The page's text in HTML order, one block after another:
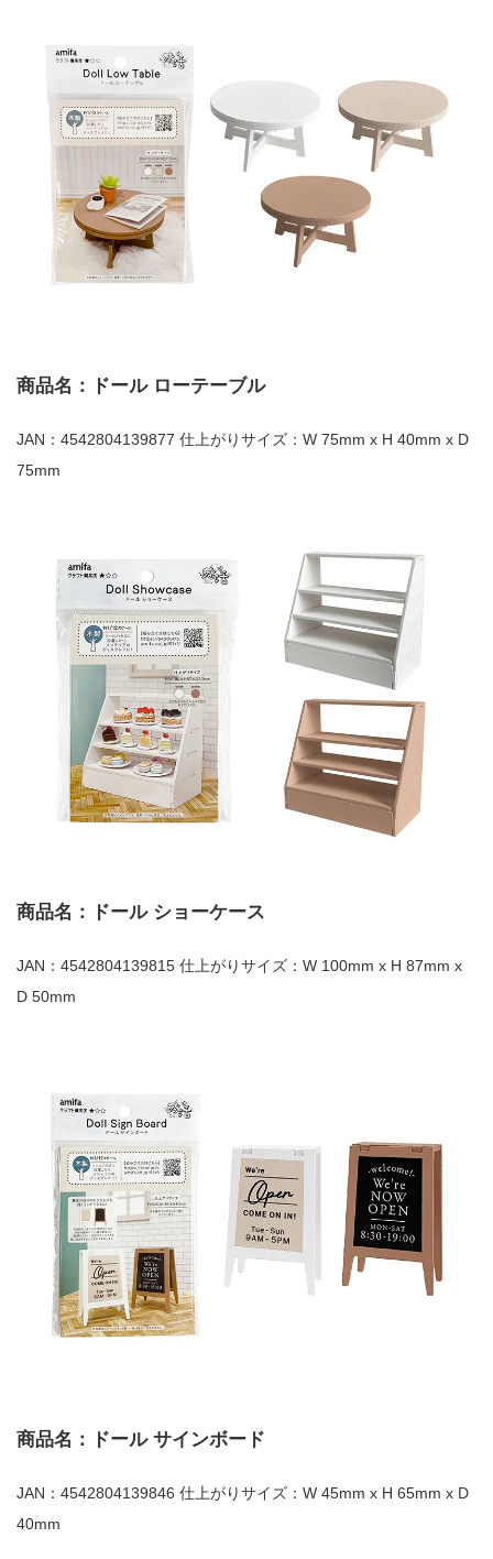
商品名：ドール ローテーブル
JAN：4542804139877 仕上がりサイズ：W 75mm x H 40mm x D
75mm
商品名：ドール ショーケース
JAN：4542804139815 仕上がりサイズ：W 100mm x H 87mm x
D 50mm
商品名：ドール サインボード
JAN：4542804139846 仕上がりサイズ：W 45mm x H 65mm x D
40mm